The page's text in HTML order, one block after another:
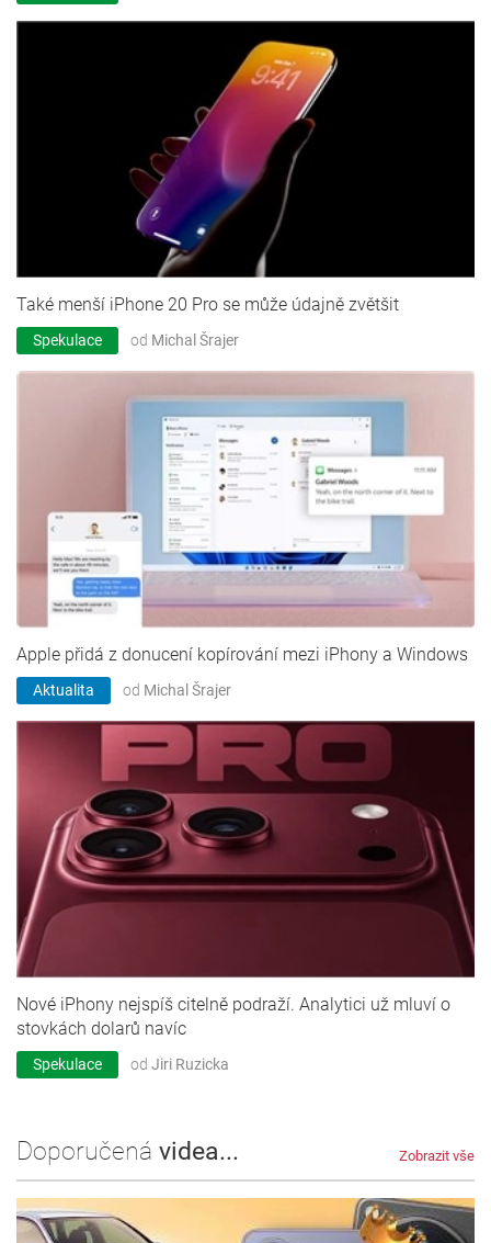
Také menší iPhone 20 Pro se může údajně zvětšit
Spekulace od Michal Šrajer
Apple přidá z donucení kopírování mezi iPhony a Windows
Aktualita od Michal Šrajer
Nové iPhony nejspíš citelně podraží. Analytici už mluví o
stovkách dolarů navíc
Spekulace od Jiri Ruzicka
Doporučená videa... Zobrazit vše